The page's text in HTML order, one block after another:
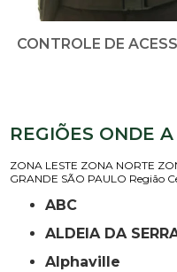
CONTROLE DE
REGIÕES ONDE
ZONA LESTE ZONA NORTE
GRANDE SÃO PAULO Região
ABC
ALDEIA DA
Alphaville